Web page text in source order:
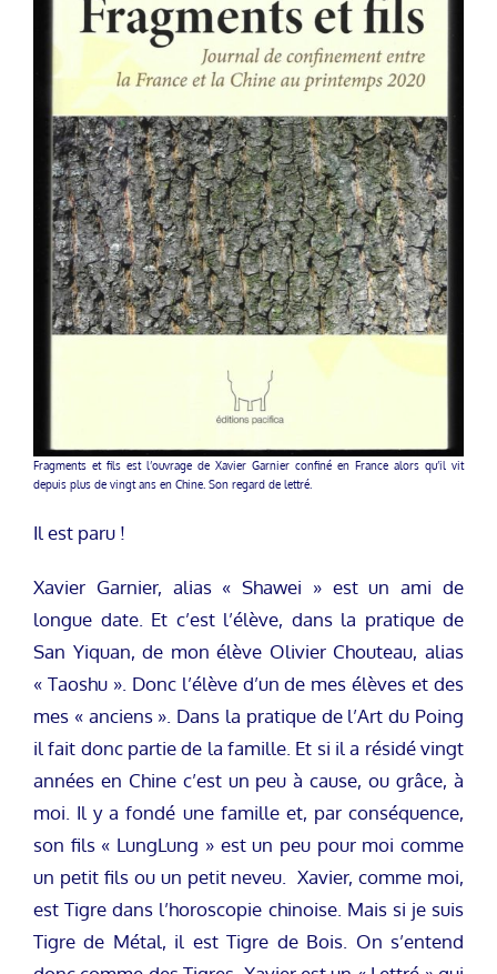
Fragments et fils est l’ouvrage de Xavier Garnier confiné en France alors qu’il vit
depuis plus de vingt ans en Chine. Son regard de lettré.
Il est paru !
Xavier Garnier, alias « Shawei » est un ami de
longue date. Et c’est l’élève, dans la pratique de
San Yiquan, de mon élève Olivier Chouteau, alias
« Taoshu ». Donc l’élève d’un de mes élèves et des
mes « anciens ». Dans la pratique de l’Art du Poing
il fait donc partie de la famille. Et si il a résidé vingt
années en Chine c’est un peu à cause, ou grâce, à
moi. Il y a fondé une famille et, par conséquence,
son fils « LungLung » est un peu pour moi comme
un petit fils ou un petit neveu. Xavier, comme moi,
est Tigre dans l’horoscopie chinoise. Mais si je suis
Tigre de Métal, il est Tigre de Bois. On s’entend